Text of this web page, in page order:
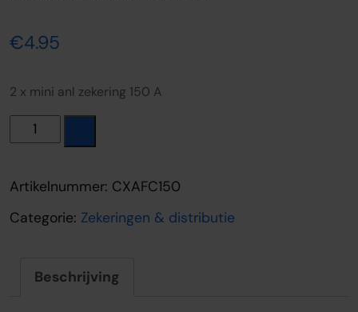
€4.95
2 x mini anl zekering 150 A
Boxmore AFC 150 aantal
Artikelnummer: CXAFC150
Categorie: Zekeringen & distributie
Beschrijving